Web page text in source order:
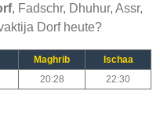
, Fadschr, Dhuhur, Assr,
Dorf heute?
Maghrib
Ischaa
20:28 22:30